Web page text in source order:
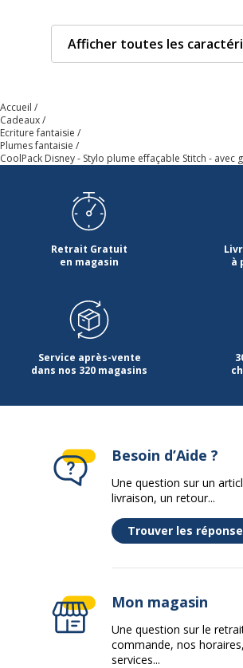
Type d'emballage Boîte distributrice
Type de produit Stylo plume
Caractéristiques techniques
Caractéristiques techniques
Avec bouchon Oui
Rechargeable
Zone de préhension
Données d'identification
Données d'identification
Code barre maitre
fabricant
Garantie commerciale 2 ans
Afficher toutes les
Accueil
Cadeaux
Ecriture fantaisie
Plumes fantaisie
CoolPack Disney - Stylo plume effaçable Stitch - avec
Retrait Gratuit
en magasin
à
Service après-vente
dans nos 320 magasins
Besoin d’Aide ?
Une question sur un
livraison, un retour...
Trouver les
Mon magasin
Une question sur le
commande, nos
services...